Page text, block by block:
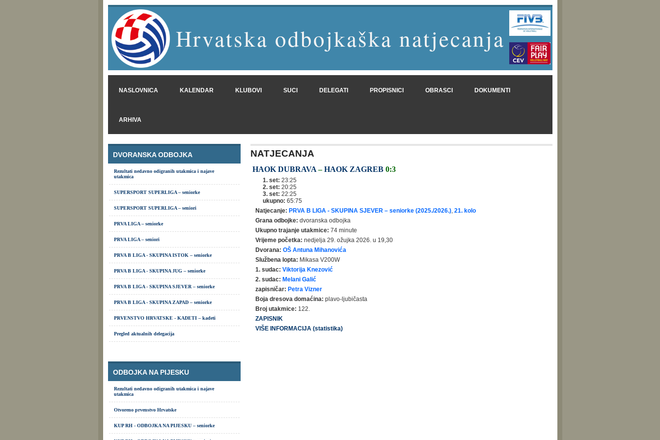
Hrvatska odbojkaška natjecanja
NASLOVNICA KALENDAR KLUBOVI SUCI DELEGATI PROPISNICI OBRASCI DOKUMENTI
ARHIVA
DVORANSKA ODBOJKA
Rezultati nedavno odigranih utakmica i najave
utakmica
SUPERSPORT SUPERLIGA – seniorke
SUPERSPORT SUPERLIGA – seniori
PRVA LIGA – seniorke
PRVA LIGA – seniori
PRVA B LIGA - SKUPINA ISTOK – seniorke
PRVA B LIGA - SKUPINA JUG – seniorke
PRVA B LIGA - SKUPINA SJEVER – seniorke
PRVA B LIGA - SKUPINA ZAPAD – seniorke
PRVENSTVO HRVATSKE - KADETI – kadeti
Pregled aktualnih delegacija
ODBOJKA NA PIJESKU
Rezultati nedavno odigranih utakmica i najave
utakmica
Otvoreno prvenstvo Hrvatske
KUP RH - ODBOJKA NA PIJESKU – seniorke
NATJECANJA
HAOK DUBRAVA–HAOK ZAGREB0:3
1. set: 23:25
2. set: 20:25
3. set: 22:25
ukupno: 65:75
Natjecanje: PRVA B LIGA - SKUPINA SJEVER – seniorke (2025./2026.), 21. kolo
Grana odbojke: dvoranska odbojka
Ukupno trajanje utakmice: 74 minute
Vrijeme početka: nedjelja 29. ožujka 2026. u 19,30
Dvorana: OŠ Antuna Mihanovića
Službena lopta: Mikasa V200W
1. sudac: Viktorija Knezović
2. sudac: Melani Galić
zapisničar: Petra Vizner
Boja dresova domaćina: plavo-ljubičasta
Broj utakmice: 122.
ZAPISNIK
VIŠE INFORMACIJA (statistika)